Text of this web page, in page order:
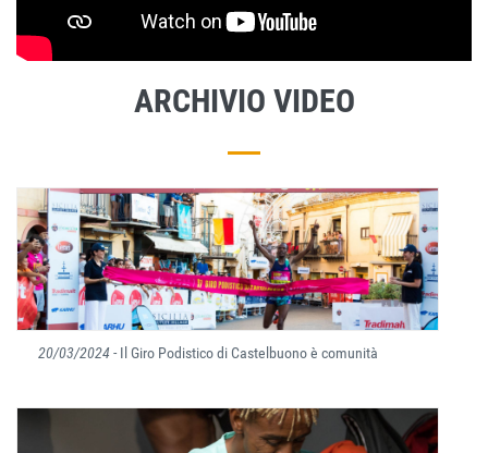
ARCHIVIO VIDEO
20/03/2024- Il Giro Podistico di Castelbuono è comunità